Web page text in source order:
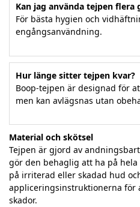
Kan jag använda tejpen flera
För bästa hygien och
engångsanvändning.
Hur länge sitter tejpen kvar?
Boop-tejpen är designad för
men kan avlägsnas utan
Material och skötsel
Tejpen är gjord av
gör den behaglig att ha på
på irriterad eller skadad hud
appliceringsinstruktionerna för
skador.